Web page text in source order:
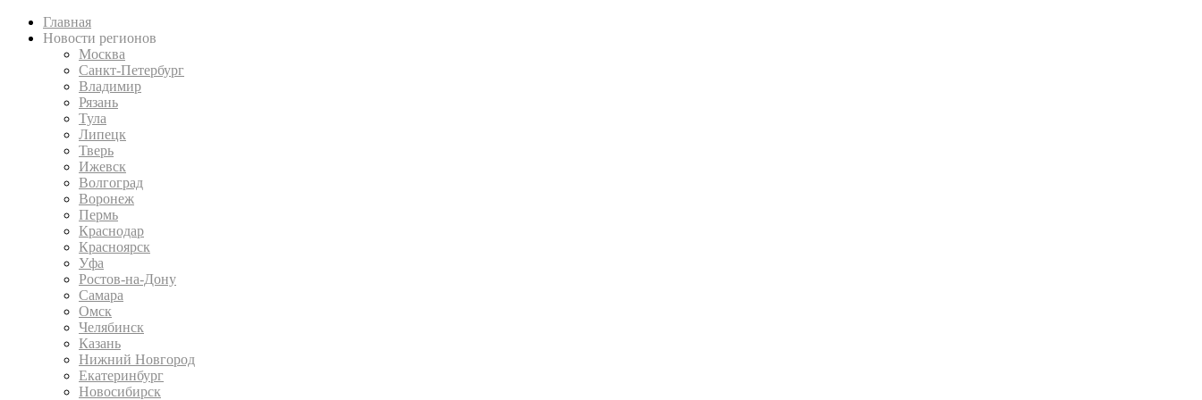
Главная
Новости регионов
Москва
Санкт-Петербург
Владимир
Рязань
Тула
Липецк
Тверь
Ижевск
Волгоград
Воронеж
Пермь
Краснодар
Красноярск
Уфа
Ростов-на-Дону
Самара
Омск
Челябинск
Казань
Нижний Новгород
Екатеринбург
Новосибирск